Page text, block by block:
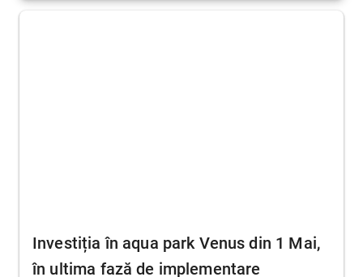
Investiția în aqua park Venus din 1 Mai,
în ultima fază de implementare